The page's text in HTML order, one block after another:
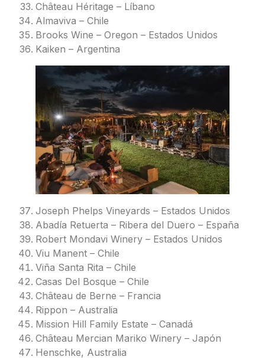
Château Héritage – Líbano
Almaviva – Chile
Brooks Wine – Oregon – Estados Unidos
Kaiken – Argentina
Joseph Phelps Vineyards – Estados Unidos
Abadía Retuerta – Ribera del Duero – España
Robert Mondavi Winery – Estados Unidos
Viu Manent – Chile
Viña Santa Rita – Chile
Casas Del Bosque – Chile
Château de Berne – Francia
Rippon – Australia
Mission Hill Family Estate – Canadá
Château Mercian Mariko Winery – Japón
Henschke, Australia